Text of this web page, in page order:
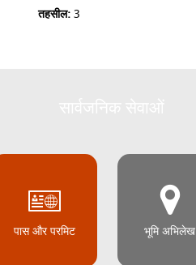
तहसील:3
पास और परमिट भूमि अभिलेख